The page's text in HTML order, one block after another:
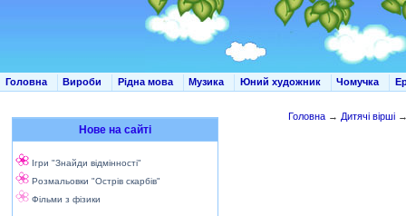
Головна Вироби Рідна мова Музика Юний художник Чомучка
Нове на сайті
Ігри "Знайди відмінності"
Розмальовки "Острів скарбів"
Фільми з фізики
Головна→ Дитячі вірші